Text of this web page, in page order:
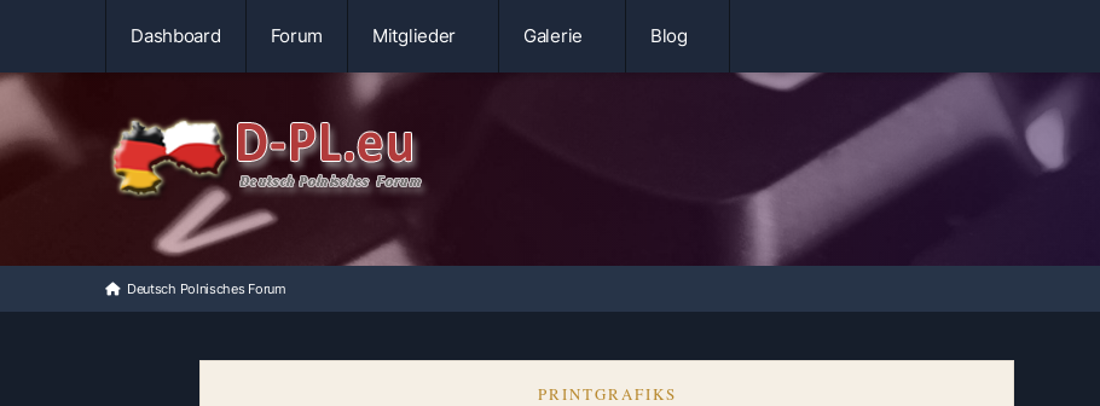
Dashboard Forum Mitglieder Galerie Blog
Deutsch Polnisches Forum
PRINTGRAFIKS